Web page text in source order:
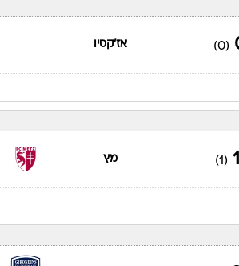
(0) אז'קסיו
(1) מץ